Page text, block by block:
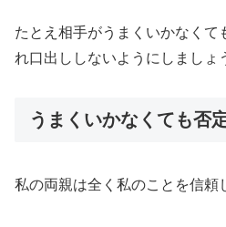
たとえ相手がうまくいかなくて
れ口出ししないようにしましょ
うまくいかなくても否
私の両親は全く私のことを信頼